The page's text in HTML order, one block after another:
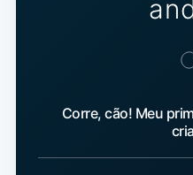
Corre, cão! Meu